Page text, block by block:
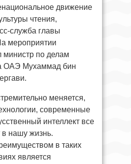
движение
чтения,
служба главы
мероприятии
министр по делам
ОАЭ Мухаммад бин
меняется,
современные
интеллект все
в нашу жизнь.
в таких
является